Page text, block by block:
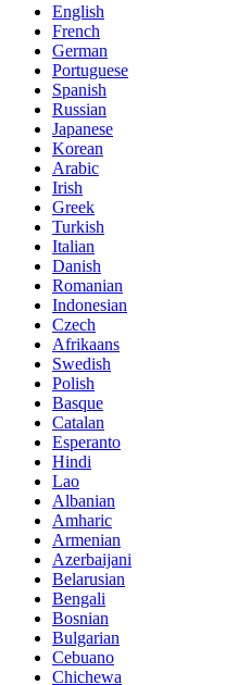
English
French
German
Portuguese
Spanish
Russian
Japanese
Korean
Arabic
Irish
Greek
Turkish
Italian
Danish
Romanian
Indonesian
Czech
Afrikaans
Swedish
Polish
Basque
Catalan
Esperanto
Hindi
Lao
Albanian
Amharic
Armenian
Azerbaijani
Belarusian
Bengali
Bosnian
Bulgarian
Cebuano
Chichewa